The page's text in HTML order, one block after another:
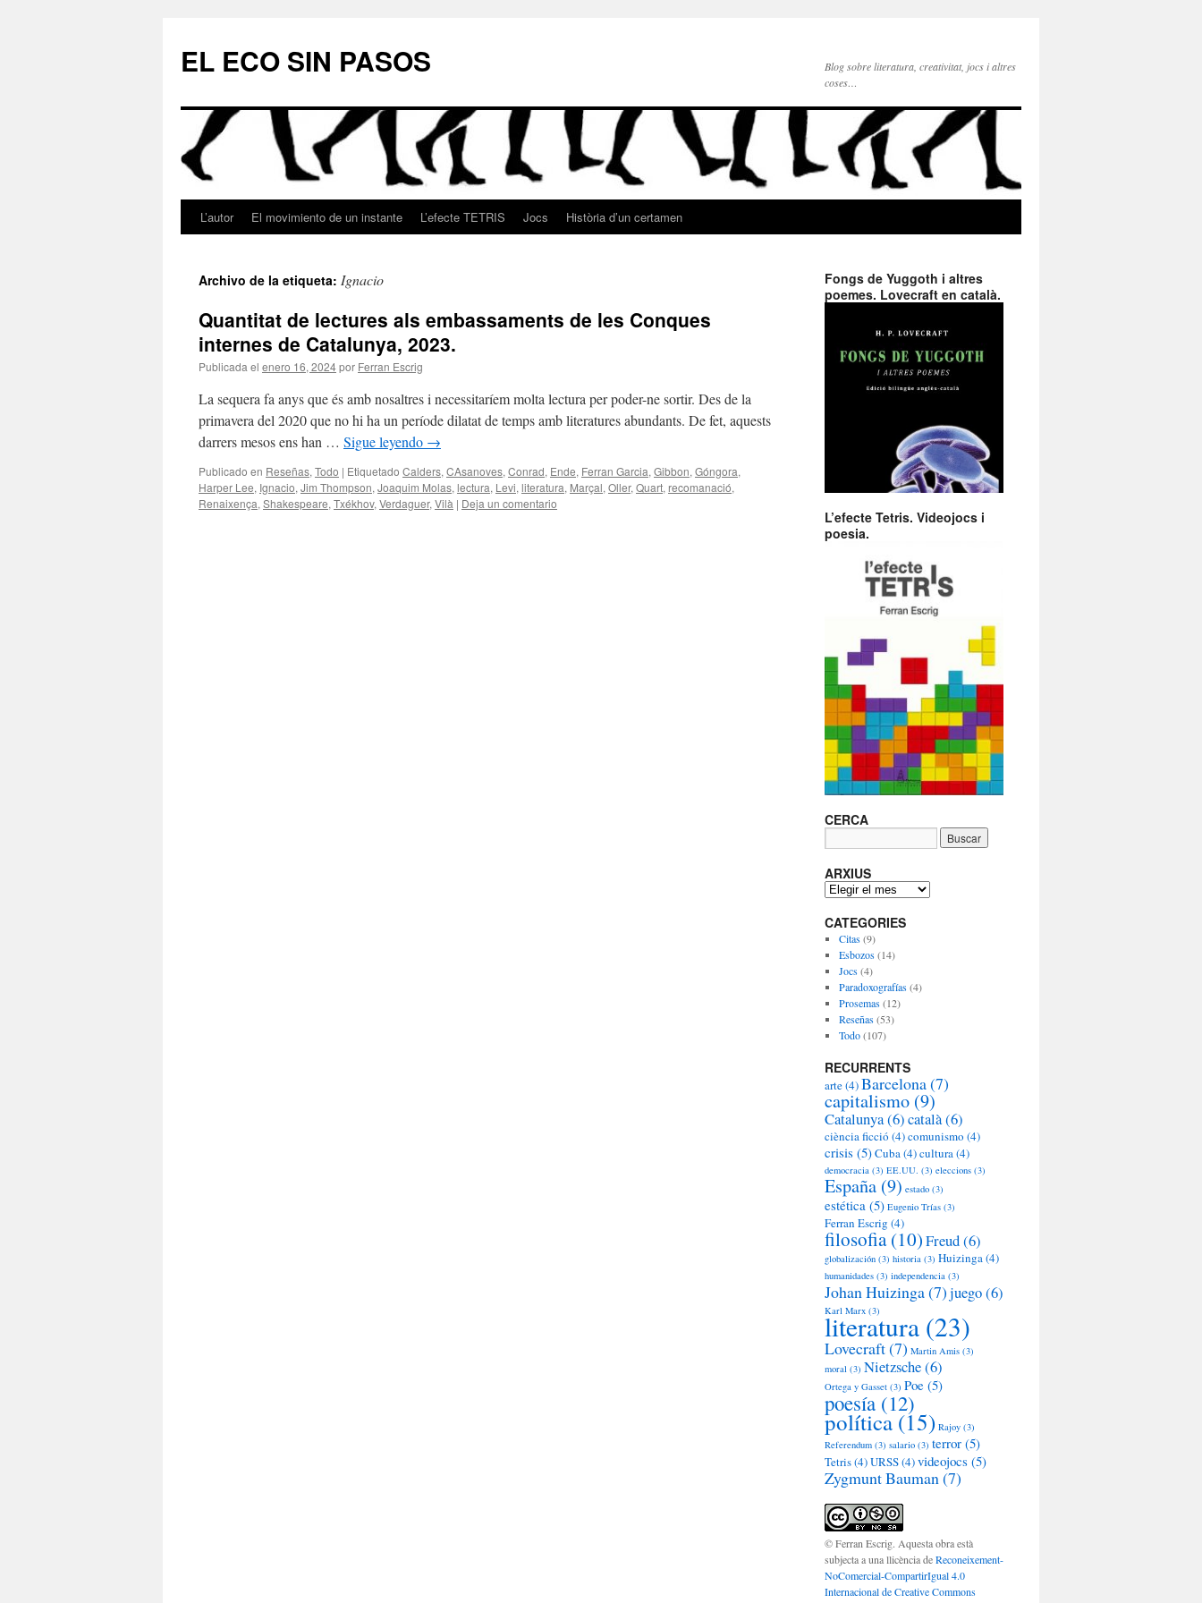
contenido
EL ECO SIN PASOS
Blog sobre literatura, creativitat, jocs i altres
coses…
L’autor El movimiento de un instante L’efecte TETRIS Jocs Història d’un certamen
Archivo de la etiqueta: Ignacio
Quantitat de lectures als embassaments de les Conques
internes de Catalunya, 2023.
Publicada el enero 16, 2024por Ferran Escrig
La sequera fa anys que és amb nosaltres i necessitaríem molta lectura per poder-ne sortir. Des de la
primavera del 2020 que no hi ha un període dilatat de temps amb literatures abundants. De fet, aquests
darrers mesos ens han … Sigue leyendo →
Publicado en Reseñas, Todo | Etiquetado Calders, CAsanoves, Conrad, Ende, Ferran Garcia, Gibbon, Góngora,
Harper Lee, Ignacio, Jim Thompson, Joaquim Molas, lectura, Levi, literatura, Marçal, Oller, Quart, recomanació,
Renaixença, Shakespeare, Txékhov, Verdaguer, Vilà | Deja un comentario
Fongs de Yuggoth i altres
poemes. Lovecraft en català.
L’efecte Tetris. Videojocs i
poesia.
CERCA
ARXIUS
A
X
I
U
S
CATEGORIES
Citas(9)
Esbozos(14)
Jocs(4)
Paradoxografías(4)
Prosemas(12)
Reseñas(53)
Todo(107)
RECURRENTS
arte(4)Barcelona(7)
capitalismo (9)
Catalunya(6)català(6)
ciència ficció (4)comunismo (4)
crisis (5)Cuba(4)cultura(4)
democracia (3) EE.UU. (3) eleccions (3)
España (9) estado (3)
estética (5) Eugenio Trías (3)
Ferran Escrig (4)
filosofia(10)Freud(6)
globalización (3) historia (3) Huizinga(4)
humanidades (3) independencia (3)
Johan Huizinga(7)juego(6)
Karl Marx (3)
literatura (23)
Lovecraft(7) Martin Amis (3)
moral (3) Nietzsche(6)
Ortega y Gasset (3) Poe (5)
poesía (12)
política (15) Rajoy (3)
Referendum (3) salario (3) terror (5)
Tetris(4)URSS(4)videojocs (5)
Zygmunt Bauman(7)
© Ferran Escrig. Aquesta obra està
subjecta a una llicència deReconeixement-
NoComercial-CompartirIgual 4.0
Internacional de Creative Commons